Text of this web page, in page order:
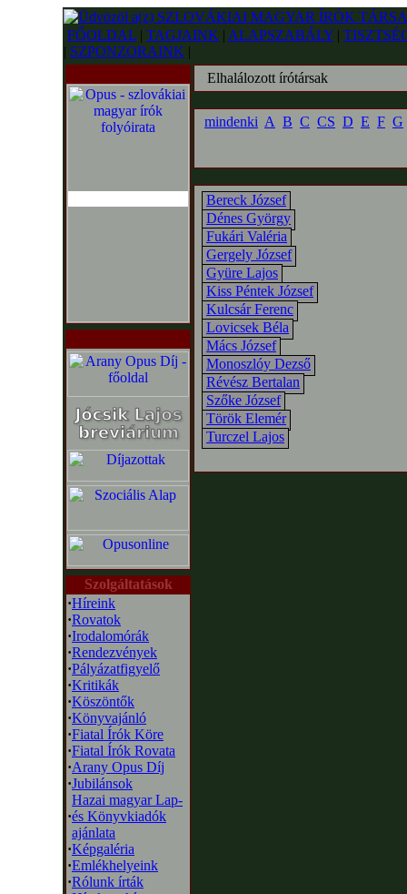
FŐOLDAL | TAGJAINK | ALAPSZABÁLY |
| SZPONZORAINK |
Szolgáltatások
·Híreink
·Rovatok
·Irodalomórák
·Rendezvények
·Pályázatfigyelő
·Kritikák
·Köszöntők
·Könyvajánló
·Fiatal Írók Köre
·Fiatal Írók Rovata
·Arany Opus Díj
·Jubilánsok
·
Hazai magyar Lap-
és Könyvkiadók
ajánlata
·Képgaléria
·Emlékhelyeink
·Rólunk írták
Elhalálozott írótársak
mindenki A B C CS D E F G
Bereck József
Dénes György
Fukári Valéria
Gergely József
Gyüre Lajos
Kiss Péntek József
Kulcsár Ferenc
Lovicsek Béla
Mács József
Monoszlóy Dezső
Révész Bertalan
Szőke József
Török Elemér
Turczel Lajos